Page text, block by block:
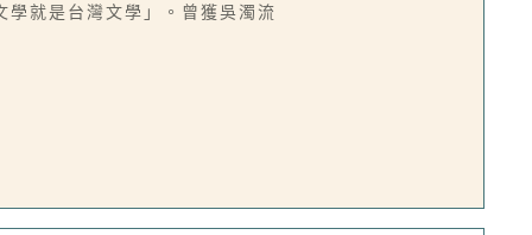
就是台灣文學」。曾獲吳濁流